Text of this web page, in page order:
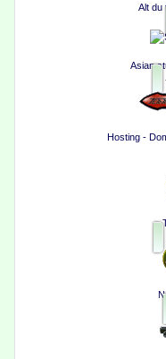
Alt du
Asian
Hosting -